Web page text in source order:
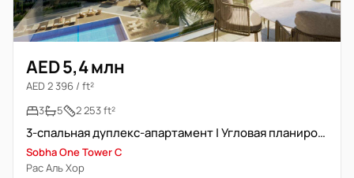
AED 5,4 млн
AED 2 396 / ft²
3
5 2 253 ft²
3-спальная дуплекс-апартамент | Угловая планировка | Вид на гольф-поле и горизонт города
Sobha One Tower C
Рас Аль Хор